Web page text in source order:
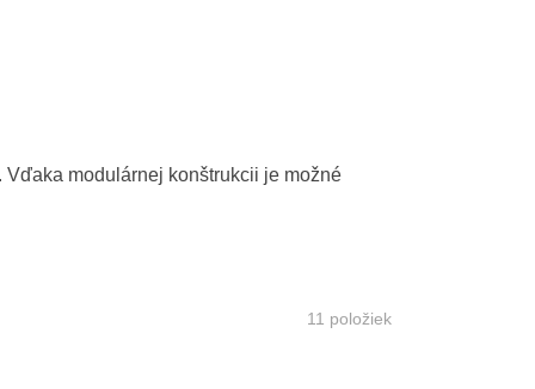
modulárnej konštrukcii je možné
11 položiek